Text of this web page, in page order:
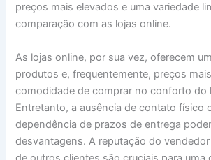
preços mais elevados e uma variedade
comparação com as lojas online.
As lojas online, por sua vez, oferecem
produtos e, frequentemente, preços
comodidade de comprar no conforto do
Entretanto, a ausência de contato físico
dependência de prazos de entrega
desvantagens. A reputação do